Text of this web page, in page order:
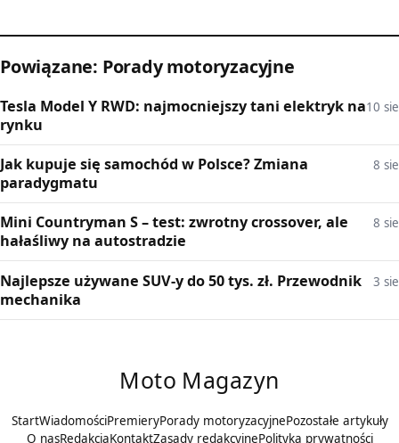
Powiązane: Porady motoryzacyjne
Tesla Model Y RWD: najmocniejszy tani elektryk na
rynku
10 sie
Jak kupuje się samochód w Polsce? Zmiana
paradygmatu
8 sie
Mini Countryman S – test: zwrotny crossover, ale
hałaśliwy na autostradzie
8 sie
Najlepsze używane SUV-y do 50 tys. zł. Przewodnik
mechanika
3 sie
Moto Magazyn
StartWiadomościPremieryPorady motoryzacyjnePozostałe artykuły
O nasRedakcjaKontaktZasady redakcyjnePolityka prywatności